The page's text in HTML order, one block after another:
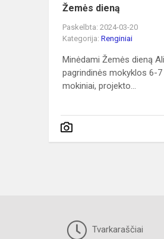
Žemės dieną
Paskelbta: 2024-03-20
Kategorija: Renginiai
Minėdami Žemės dieną
pagrindinės mokyklos 6-7
mokiniai, projekto...
Tvarkaraščiai